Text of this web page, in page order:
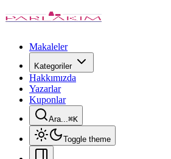
Makaleler
Kategoriler
Hakkımızda
Yazarlar
Kuponlar
Ara...⌘K
Toggle theme